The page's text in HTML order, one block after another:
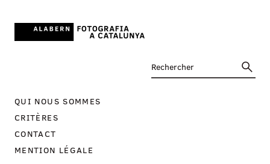
QUI NOUS SOMMES
CRITÈRES
CONTACT
MENTION LÉGALE